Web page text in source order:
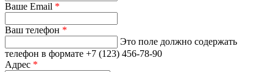
Ваше Email *
Ваш телефон *
Это поле должно содержать
телефон в формате +7 (123) 456-78-90
Адрес *